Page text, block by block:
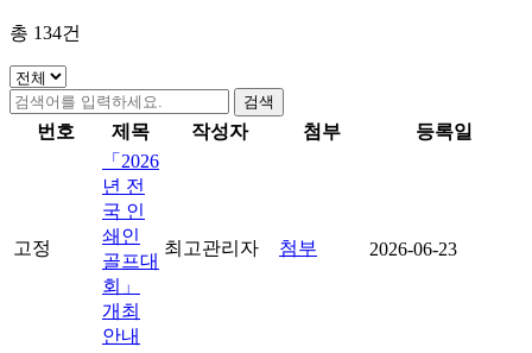
총 134건
검색
번호 제목 작성자 첨부 등록일
고정
「2026
년 전
국 인
쇄인
골프대
회」
개최
안내
최고관리자 첨부 2026-06-23